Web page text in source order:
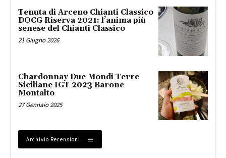
Tenuta di Arceno Chianti Classico
DOCG Riserva 2021: l’anima più
senese del Chianti Classico
21 Giugno 2026
Chardonnay Due Mondi Terre
Siciliane IGT 2023 Barone
Montalto
27 Gennaio 2025
Archivio Recensioni